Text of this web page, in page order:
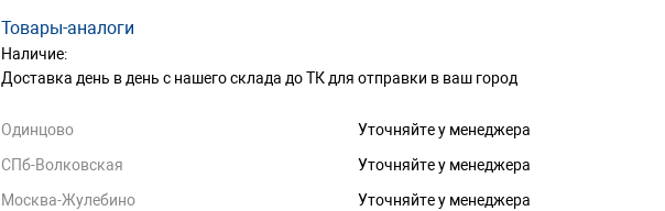
Товары-аналоги
Наличие:
Доставка день в день с нашего склада до ТК для отправки в ваш город
Одинцово
Уточняйте у менеджера
СПб-Волковская
Уточняйте у менеджера
Москва-Жулебино
Уточняйте у менеджера